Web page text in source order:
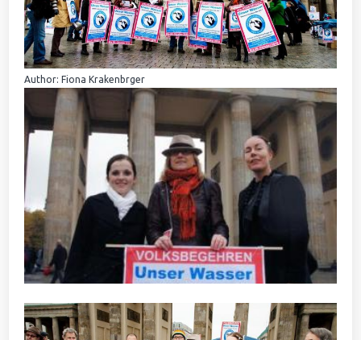
Author: Fiona Krakenbrger